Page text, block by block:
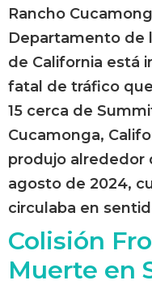
Rancho
Departamento de
de California está
fatal de tráfico
15 cerca de
Cucamonga,
produjo alrededor
agosto de 2024,
circulaba en
Colisión
Muerte en